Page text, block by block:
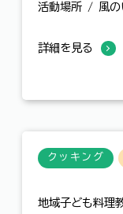
活動場所 / 風の
詳細を見る
クッキング
地域子ども料理